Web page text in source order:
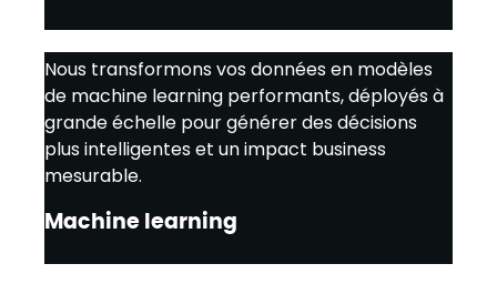
Machine learning
Nous transformons vos données en modèles
de machine learning performants, déployés à
grande échelle pour générer des décisions
plus intelligentes et un impact business
mesurable.